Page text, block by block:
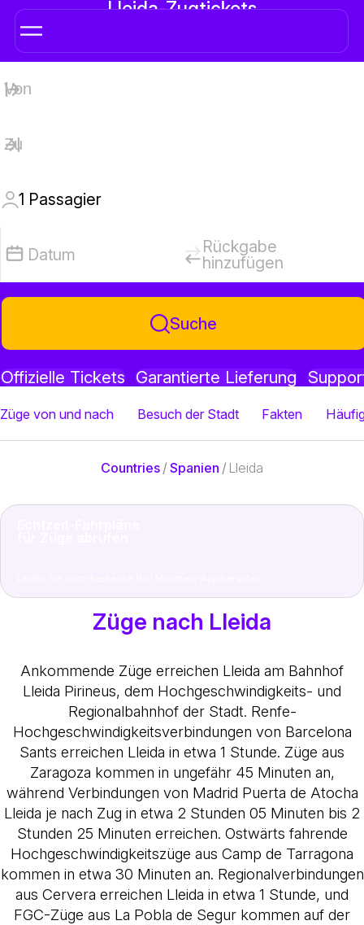
Lleida-Zugtickets
1 Passagier
Datum
Rückgabe
hinzufügen
Suche
Offizielle Tickets Garantierte Lieferung
Züge von und nach Besuch der Stadt Fakten
Countries/ Spanien/ Lleida
Züge nach Lleida
Ankommende Züge erreichen Lleida am Bahnhof
Lleida Pirineus, dem Hochgeschwindigkeits- und
Regionalbahnhof der Stadt. Renfe-
Hochgeschwindigkeitsverbindungen von Barcelona
Sants erreichen Lleida in etwa 1 Stunde. Züge aus
Zaragoza kommen in ungefähr 45 Minuten an,
während Verbindungen von Madrid Puerta de Atocha
Lleida je nach Zug in etwa 2 Stunden 05 Minuten bis 2
Stunden 25 Minuten erreichen. Ostwärts fahrende
Hochgeschwindigkeitszüge aus Camp de Tarragona
kommen in etwa 30 Minuten an. Regionalverbindungen
aus Cervera erreichen Lleida in etwa 1 Stunde, und
FGC-Züge aus La Pobla de Segur kommen auf der